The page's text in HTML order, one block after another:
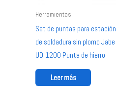
Herramientas
Set de puntas para estación
de soldadura sin plomo Jabe
UD-1200 Punta de hierro
Leer más